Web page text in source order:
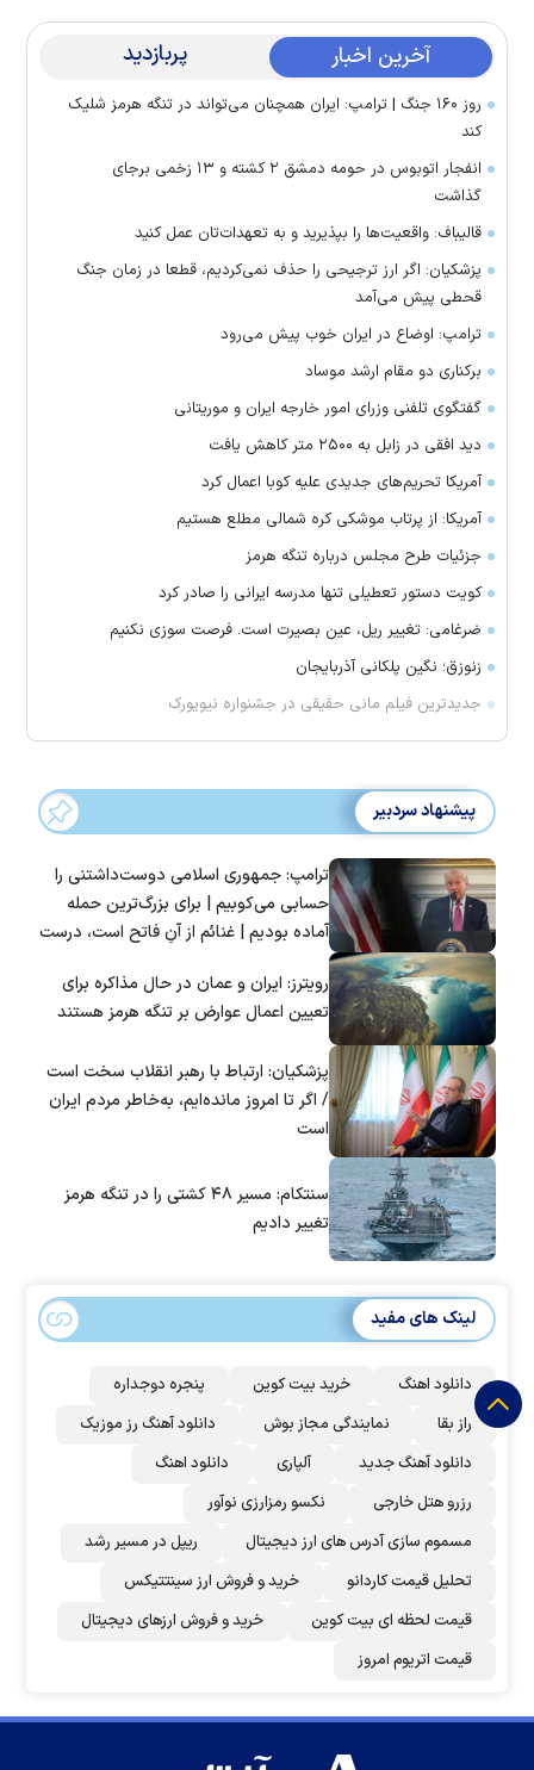
آخرین اخبار پربازدید
روز ۱۶۰ جنگ | ترامپ: ایران همچنان می‌تواند در تنگه هرمز شلیک
کند
انفجار اتوبوس در حومه دمشق ۲ کشته و ۱۳ زخمی برجای
گذاشت
قالیباف: واقعیت‌ها را بپذیرید و به تعهدات‌تان عمل کنید
پزشکیان: اگر ارز ترجیحی را حذف نمی‌کردیم، قطعا در زمان جنگ
قحطی پیش می‌آمد
ترامپ: اوضاع در ایران خوب پیش می‌رود
برکناری دو مقام ارشد موساد
گفتگوی تلفنی وزرای امور خارجه ایران و موریتانی
دید افقی در زابل به ۲۵۰۰ متر کاهش یافت
آمریکا تحریم‌های جدیدی علیه کوبا اعمال کرد
آمریکا: از پرتاب موشکی کره شمالی مطلع هستیم
جزئیات طرح مجلس درباره تنگه هرمز
کویت دستور تعطیلی تنها مدرسه ایرانی را صادر کرد
ضرغامی: تغییر ریل، عین بصیرت است. فرصت سوزی نکنیم
زنوزق؛ نگین پلکانی آذربایجان
جدیدترین فیلم مانی حقیقی در جشنواره نیویورک
پیشنهاد سردبیر
ترامپ: جمهوری اسلامی دوست‌داشتنی را
حسابی می‌کوبیم | برای بزرگ‌ترین حمله
آماده بودیم | غنائم از آنِ فاتح است، درست
رویترز: ایران و عمان در حال مذاکره برای
تعیین اعمال عوارض بر تنگه هرمز هستند
پزشکیان: ارتباط با رهبر انقلاب سخت است
/ اگر تا امروز مانده‌ایم، به‌خاطر مردم ایران
است
سنتکام: مسیر ۴۸ کشتی را در تنگه هرمز
تغییر دادیم
لینک های مفید
دانلود اهنگ خرید بیت کوین
پنجره دوجداره
راز بقا
نمایندگی مجاز بوش
دانلود آهنگ رز‌ موزیک
دانلود آهنگ جدید
آلپاری
دانلود اهنگ
رزرو هتل خارجی
نکسو رمزارزی نوآور
مسموم سازی آدرس های ارز دیجیتال
ریپل در مسیر رشد
تحلیل قیمت کاردانو
خرید و فروش ارز سینتتیکس
قیمت لحظه ای بیت کوین
خرید و فروش ارزهای دیجیتال
قیمت اتریوم امروز